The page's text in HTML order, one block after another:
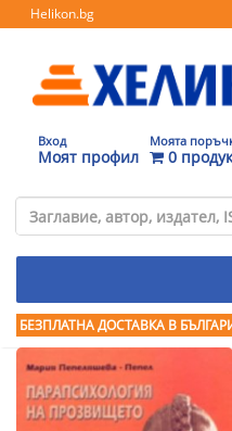
Helikon.bg
Вход
Моят профил
Моята
0
БЕЗПЛАТНА ДОСТАВКА В